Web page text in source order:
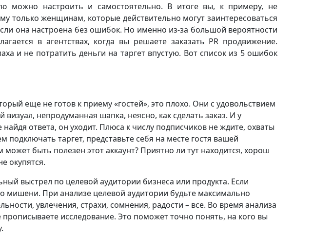
можно настроить и самостоятельно. В итоге вы, к примеру, не
только женщинам, которые действительно могут заинтересоваться
она настроена без ошибок. Но именно из-за большой вероятности
в агентствах, когда вы решаете заказать PR продвижение.
и не потратить деньги на таргет впустую. Вот список из 5 ошибок
еще не готов к приему «гостей», это плохо. Они с удовольствием
непродуманная шапка, неясно, как сделать заказ. И у
ответа, он уходит. Плюса к числу подписчиков не ждите, охваты
таргет, представьте себя на месте гостя вашей
быть полезен этот аккаунт? Приятно ли тут находится, хорош
окупятся.
выстрел по целевой аудитории бизнеса или продукта. Если
При анализе целевой аудитории будьте максимально
увлечения, страхи, сомнения, радости – все. Во время анализа
исследование. Это поможет точно понять, на кого вы